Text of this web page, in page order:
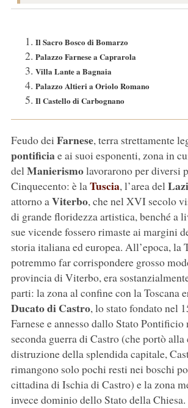
Il Sacro Bosco di Bomarzo
Palazzo Farnese a Caprarola
Villa Lante a Bagnaia
Palazzo Altieri a Oriolo Romano
Il Castello di Carbognano
Feudo dei Farnese, terra strettamente
pontificiae ai suoi esponenti, zona in
delManierismolavorarono per diversi
Cinquecento: è laTuscia, l’area del
attorno aViterbo, che nel XVI secolo
di grande floridezza artistica, benché a
sue vicende fossero rimaste ai margini
storia italiana ed europea. All’epoca, la
potremmo far corrispondere grosso
provincia di Viterbo, era
parti: la zona al confine con la Toscana
Ducato di Castro, lo stato fondato nel
Farnese e annesso dallo Stato
seconda guerra di Castro (che portò
distruzione della splendida capitale,
rimangono solo pochi resti nei boschi
cittadina di Ischia di Castro) e la zona
invece dominio dello Stato della Chiesa.